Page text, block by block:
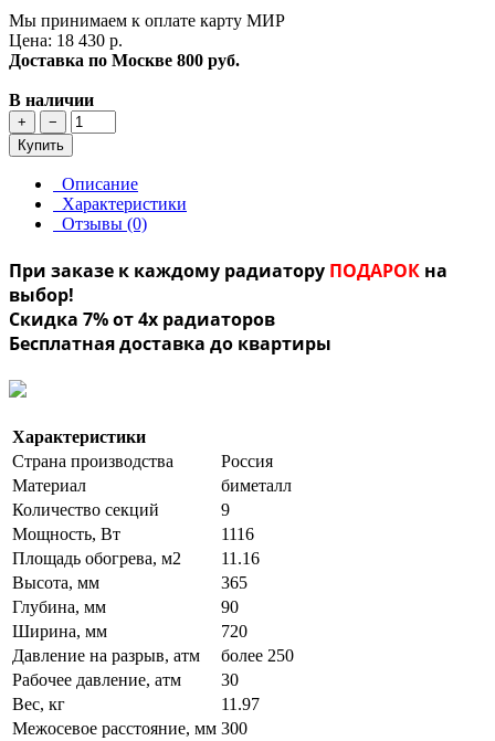
Мы принимаем к оплате карту МИР
Цена: 18 430 р.
Доставка по Москве 800 руб.
В наличии
+
−
Купить
Описание
Характеристики
Отзывы (0)
При заказе к каждому радиатору ПОДАРОК на
выбор!
Скидка 7% от 4х радиаторов
Бесплатная доставка до квартиры
Характеристики
Страна производства
Россия
Материал
биметалл
Количество секций
9
Мощность, Вт
1116
Площадь обогрева, м2
11.16
Высота, мм
365
Глубина, мм
90
Ширина, мм
720
Давление на разрыв, атм
более 250
Рабочее давление, атм
30
Вес, кг
11.97
Межосевое расстояние, мм 300